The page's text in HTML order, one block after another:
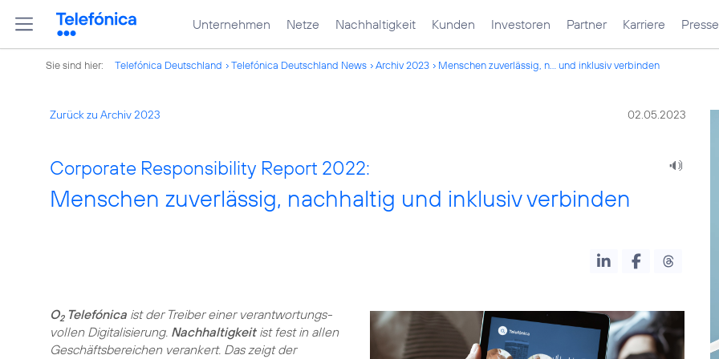
Unternehmen Netze Nachhaltigkeit Kunden Investoren Partner Karriere Presse
Sie sind hier: Telefónica Deutschland Telefónica Deutschland News Archiv 2023 Menschen zuverlässig, n... und inklusiv verbinden
Zurück zu Archiv 2023 02.05.2023
Corporate Responsibility Report 2022:
Menschen zuverlässig, nachhaltig und inklusiv verbinden
O2Telefónica ist der Treiber einer verantwortungs­
vollen Digitalisierung. Nachhaltigkeitist fest in allen
Geschäftsbereichen verankert. Das zeigt der